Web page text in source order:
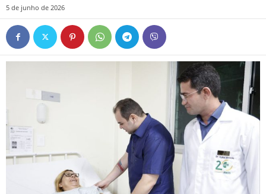
5 de junho de 2026